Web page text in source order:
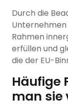
Durch die
Rahmen
erfüllen und
die der EU-
Häufige
man sie